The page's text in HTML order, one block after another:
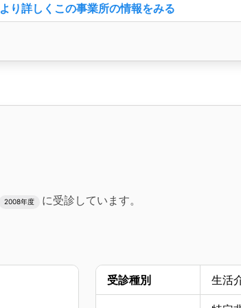
より詳しく この事業所の情報をみる
2008年度 に受診しています。
受診種別 生活